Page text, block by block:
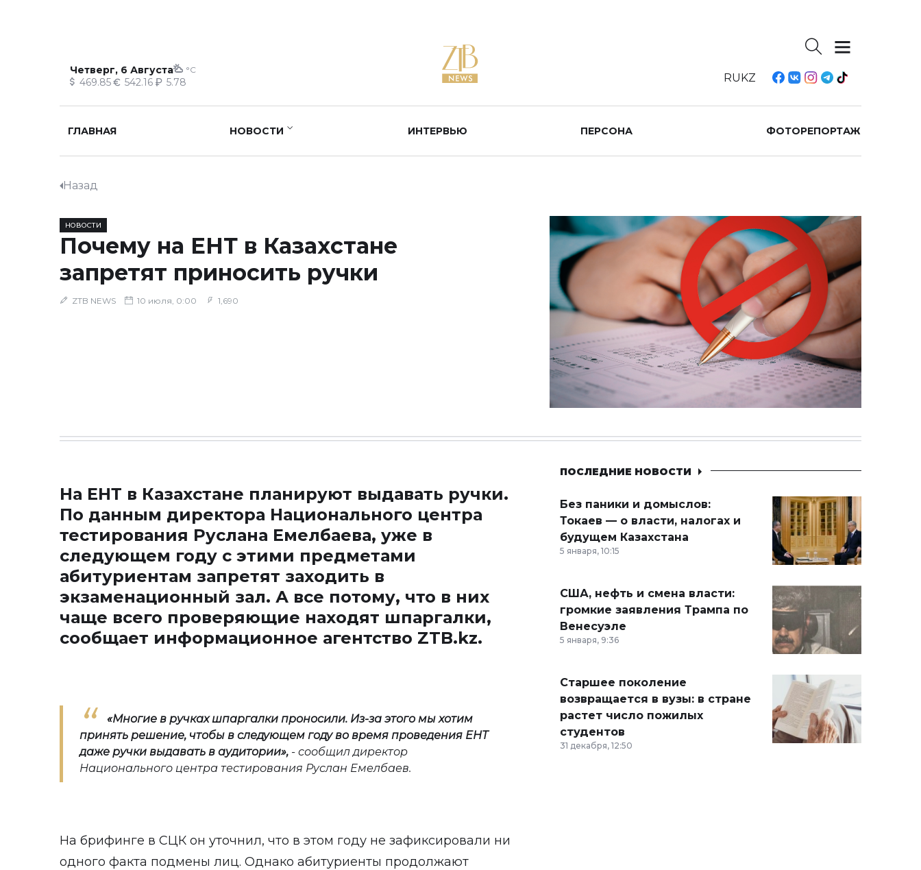
Четверг, 6 Августа °C
469.85 542.16 5.78 RUKZ
ГЛАВНАЯ НОВОСТИ ИНТЕРВЬЮ ПЕРСОНА ФОТОРЕПОРТАЖ
Назад
НОВОСТИ
Почему на ЕНТ в Казахстане
запретят приносить ручки
ZTB NEWS 10 июля, 0:00 1,690
На ЕНТ в Казахстане планируют выдавать ручки.
По данным директора Национального центра
тестирования Руслана Емелбаева, уже в
следующем году с этими предметами
абитуриентам запретят заходить в
экзаменационный зал. А все потому, что в них
чаще всего проверяющие находят шпаргалки,
сообщает информационное агентство ZTB.kz.
«Многие в ручках шпаргалки проносили. Из-за этого мы хотим
принять решение, чтобы в следующем году во время проведения ЕНТ
даже ручки выдавать в аудитории», - сообщил директор
Национального центра тестирования Руслан Емелбаев.
На брифинге в СЦК он уточнил, что в этом году не зафиксировали ни
одного факта подмены лиц. Однако абитуриенты продолжают
ПОСЛЕДНИЕ НОВОСТИ
Без паники и домыслов:
Токаев — о власти, налогах и
будущем Казахстана
5 января, 10:15
США, нефть и смена власти:
громкие заявления Трампа по
Венесуэле
5 января, 9:36
Старшее поколение
возвращается в вузы: в стране
растет число пожилых
студентов
31 декабря, 12:50